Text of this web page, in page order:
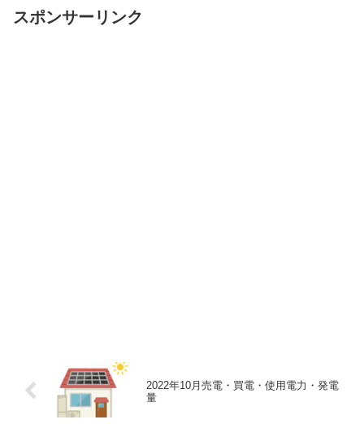
スポンサーリンク
2022年10月売電・買電・使用電力・発電
量